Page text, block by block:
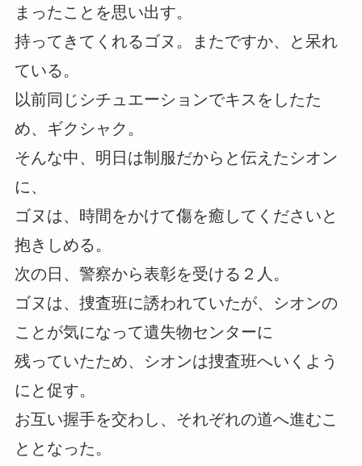
まったことを思い出す。
持ってきてくれるゴヌ。またですか、と呆れ
ている。
以前同じシチュエーションでキスをしたた
め、ギクシャク。
そんな中、明日は制服だからと伝えたシオン
に、
ゴヌは、時間をかけて傷を癒してくださいと
抱きしめる。
次の日、警察から表彰を受ける２人。
ゴヌは、捜査班に誘われていたが、シオンの
ことが気になって遺失物センターに
残っていたため、シオンは捜査班へいくよう
にと促す。
お互い握手を交わし、それぞれの道へ進むこ
ととなった。